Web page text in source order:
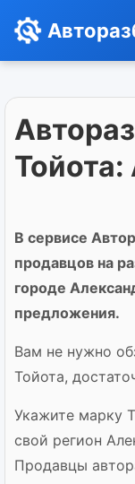
В сервисе
продавцов на
городе
предложения.
Вам не нужно
Тойота,
Укажите марку
свой регион
Продавцы